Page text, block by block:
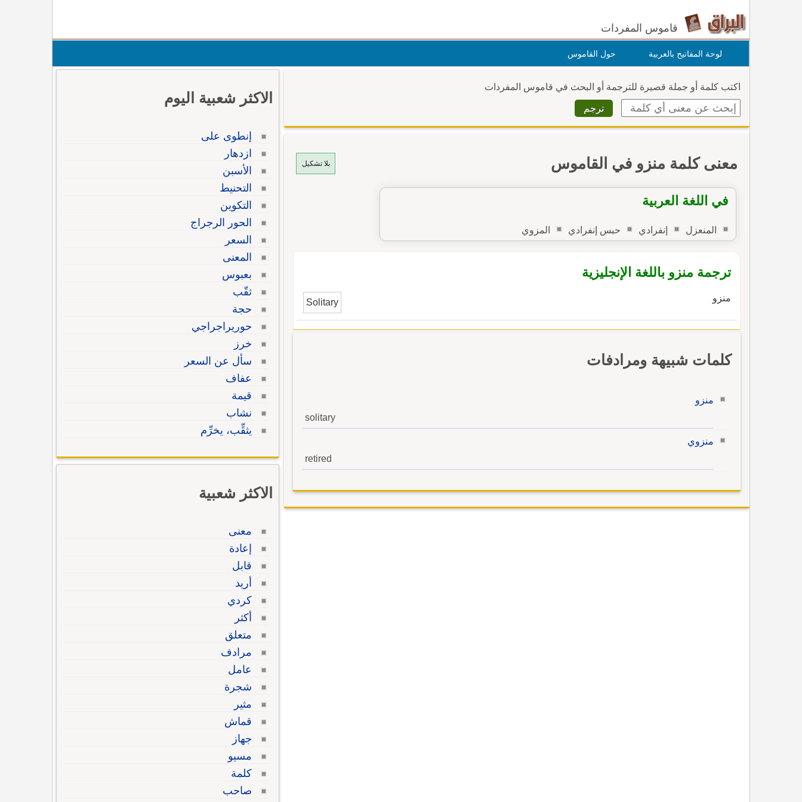
قاموس المفردات
لوحة المفاتيح بالعربية حول القاموس
اكتب كلمة أو جملة قصيرة للترجمة أو البحث في قاموس المفردات
بلا تشكيل معنى كلمة منزو في القاموس
في اللغة العربية
المنعزل إنفرادي حبس إنفرادي المزوي
ترجمة منزو باللغة الإنجليزية
منزو Solitary
كلمات شبيهة ومرادفات
منزو
solitary
منزوي
retired
الاكثر شعبية اليوم
إنطوى على
ازدهار
الأسبن
التحنيط
التكوين
الحور الرجراج
السعر
المعنى
بعبوس
ثقّب
حجة
حوريراجراجي
خرز
سأل عن السعر
عفاف
قيمة
نشاب
يثقِّب، يخرِّم
الاكثر شعبية
معنى
إعادة
قابل
أريد
كردي
أكثر
متعلق
مرادف
عامل
شجرة
مثير
قماش
جهاز
مسيو
كلمة
صاحب